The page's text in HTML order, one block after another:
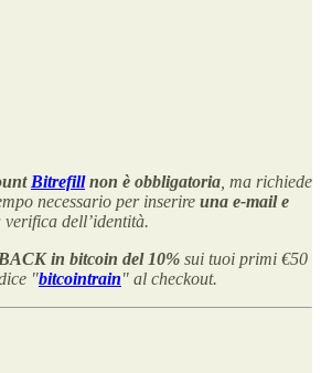
Bitrefill non è obbligatoria , ma richiede
necessario per inserire una e-mail e
verifica dell’identità.
in bitcoin del 10% sui tuoi primi €50
"bitcointrain" al checkout.